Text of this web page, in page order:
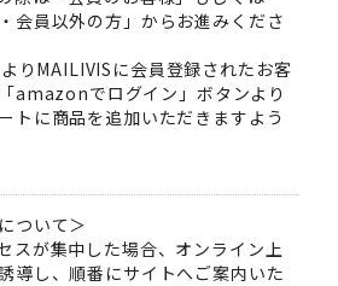
会員以外の方」からお進みくださ
りMAILIVISに会員登録されたお客
amazonでログイン」ボタンより
トに商品を追加いただきますよう
ついて＞
スが集中した場合、オンライン上
導し、順番にサイトへご案内いた